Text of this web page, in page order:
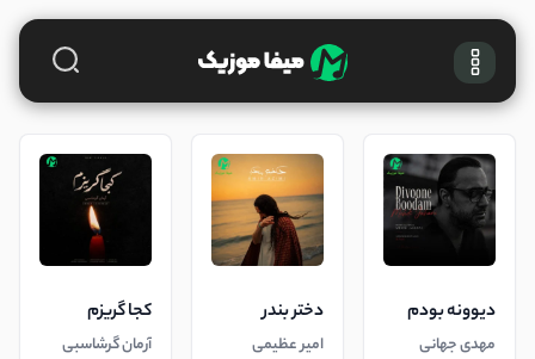
دیوونه بودم
مهدی جهانی
دختر بندر
امیر عظیمی
کجا گریزم
آرمان گرشاسبی